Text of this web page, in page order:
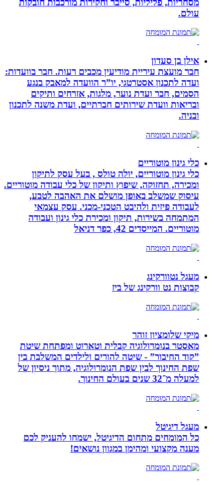
עולם.
אילן בן סעדון
חבר מועצת עיריית מודיעין מכבים רעות. חבר בוועדות:
ועדה לתכנון אסטרטגי, יו”ר הוועדה למאבק בנגע
הסמים, חבר ועדת נוער, מלגות, אזרחים ותיקים
ובריאות וועדת שירותים חברתיים, ועדת משנה לתכנון
ובניה.
כלי גינון מוטוריים
כלי גינון מוטוריים, יולה טולס , בעל עסק לתיקון
ומכירה, תחזוקה, שיפוץ ותיקון של כלי עבודה מוטוריים.
עיסוק שמשלב באופן מושלם את האהבה לטבע,
לעבודה פיזית ולהיבט הטכני-מכני. עסק עצמאי
המתמחה בשירות, תיקון ומכירת כלי גינון ועבודה
מוטוריים. המייסדים 42, כפר דניאל
מעגל נטוורקינג
קבוצות נט וורקינג של ביז
מיקי שלומציון זוהר
מאסטר בנומרולוגיה קבלית וטארוט ומפתחת שיטת
”קוד החיבור” - שיטה להורים ולילדים המשלבת בין
שפת החינוך לבין שפת הנומרולוגיה, מתוך ניסיון של
למעלה מ־32 שנים בעולם החינוך.
מעגל דיגיטל
כל המומחים מתחום הדיגיטל, ישמחו להעניק לכם
מענה מקצועי ומהימן במגוון נושאים!